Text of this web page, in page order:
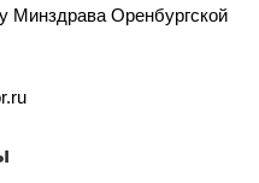
Минздрава Оренбургской